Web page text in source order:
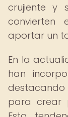
crujiente y
convierten
aportar un
En la
han
para crear